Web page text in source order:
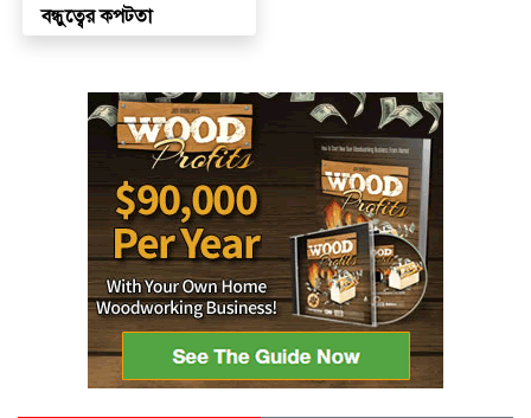
বন্ধুত্বের কপটতা